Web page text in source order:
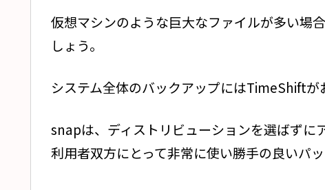
仮想マシンのような巨大なファイルが多い場
しょう。
システム全体のバックアップにはTimeShiftが
snapは、ディストリビューションを選ばずに
利用者双方にとって非常に使い勝手の良いパ